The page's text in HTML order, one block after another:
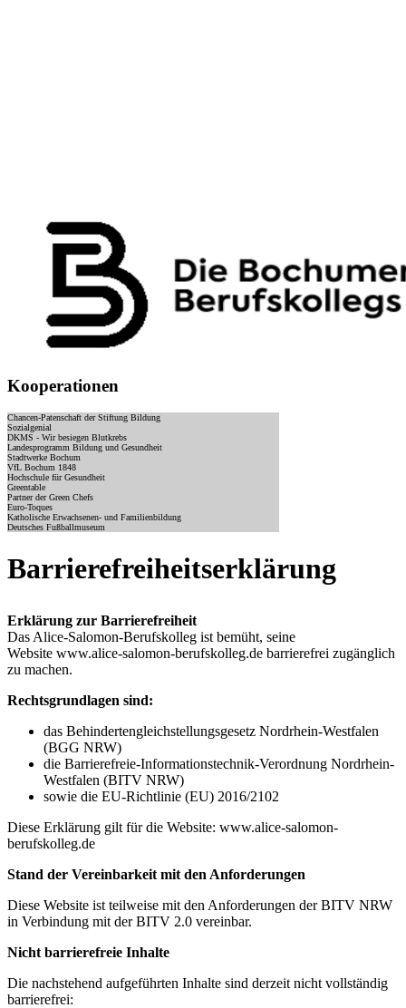
Kooperationen
Chancen-Patenschaft der Stiftung Bildung
Sozialgenial
DKMS - Wir besiegen Blutkrebs
Landesprogramm Bildung und Gesundheit
Stadtwerke Bochum
VfL Bochum 1848
Hochschule für Gesundheit
Greentable
Partner der Green Chefs
Euro-Toques
Katholische Erwachsenen- und Familienbildung
Deutsches Fußballmuseum
Barrierefreiheitserklärung
Erklärung zur Barrierefreiheit
Das Alice-Salomon-Berufskolleg ist bemüht, seine
Website www.alice-salomon-berufskolleg.de barrierefrei zugänglich
zu machen.
Rechtsgrundlagen sind:
das Behindertengleichstellungsgesetz Nordrhein-Westfalen
(BGG NRW)
die Barrierefreie-Informationstechnik-Verordnung Nordrhein-
Westfalen (BITV NRW)
sowie die EU-Richtlinie (EU) 2016/2102
Diese Erklärung gilt für die Website: www.alice-salomon-
berufskolleg.de
Stand der Vereinbarkeit mit den Anforderungen
Diese Website ist teilweise mit den Anforderungen der BITV NRW
in Verbindung mit der BITV 2.0 vereinbar.
Nicht barrierefreie Inhalte
Die nachstehend aufgeführten Inhalte sind derzeit nicht vollständig
barrierefrei: